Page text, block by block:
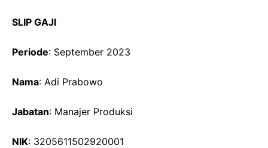
SLIP GAJI
Periode: September 2023
Nama: Adi Prabowo
Jabatan: Manajer Produksi
NIK: 3205611502920001